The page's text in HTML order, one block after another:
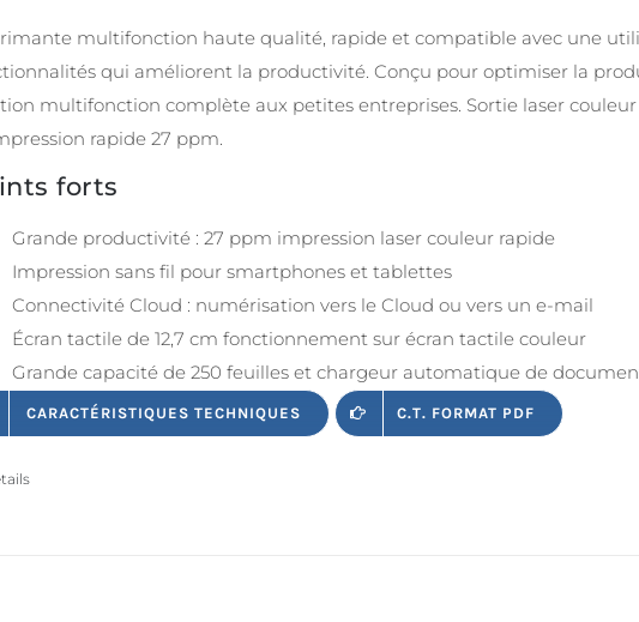
multifonction haute qualité, rapide et compatible avec une
qui améliorent la productivité. Conçu pour optimiser la
multifonction complète aux petites entreprises. Sortie laser
rapide 27 ppm.
forts
Grande productivité : 27 ppm impression laser couleur rapide
Impression sans fil pour smartphones et tablettes
Connectivité Cloud : numérisation vers le Cloud ou vers un e-mail
Écran tactile de 12,7 cm fonctionnement sur écran tactile couleur
Grande capacité de 250 feuilles et chargeur automatique de
CARACTÉRISTIQUES TECHNIQUES C.T. FORMAT PDF